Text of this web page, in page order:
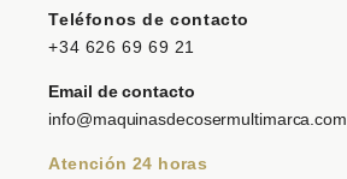
Teléfonos de contacto
+34 626 69 69 21
Email de contacto
info@maquinasdecosermultimarca.com
Atención 24 horas